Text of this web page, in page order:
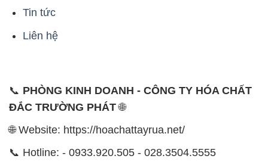
📞
PHÒNG KINH DOANH - CÔNG TY HÓA CHẤT
ĐẮC TRƯỜNG PHÁT
- 028.3756.1835 - 028.3756.1840 - 028.3756.1841-
0902.765.866